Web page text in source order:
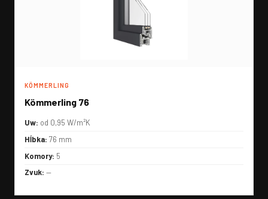
KÖMMERLING
Kömmerling 76
Uw: od 0,95 W/m²K
Hĺbka: 76 mm
Komory: 5
Zvuk: —